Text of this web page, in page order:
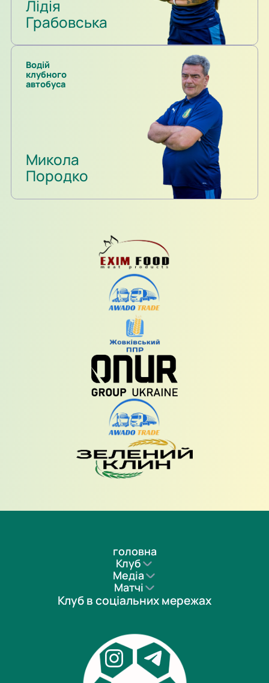
Лідія
Грабовська
Водій
клубного
автобуса
Микола
Породко
головна
Клуб
Медіа
Матчі
Клуб в соціальних мережах